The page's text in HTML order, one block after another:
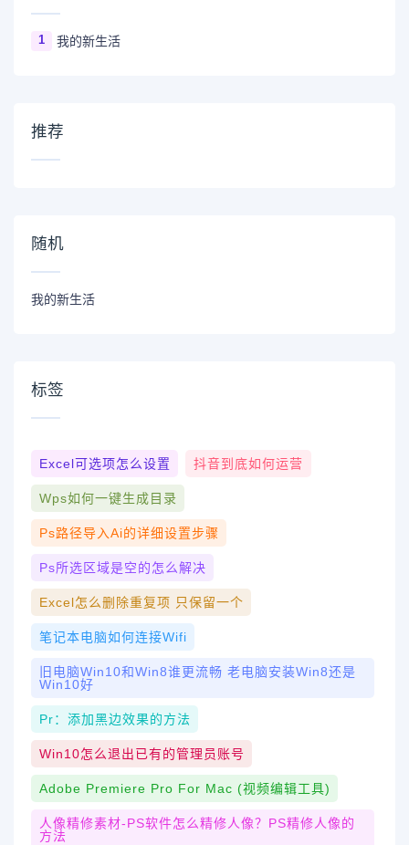
1 我的新生活
推荐
随机
我的新生活
标签
Excel可选项怎么设置 抖音到底如何运营
Wps如何一键生成目录
Ps路径导入ai的详细设置步骤
Ps所选区域是空的怎么解决
Excel怎么删除重复项 只保留一个
笔记本电脑如何连接wifi
旧电脑win10和win8谁更流畅 老电脑安装win8还是
Win10好
Pr：添加黑边效果的方法
Win10怎么退出已有的管理员账号
Adobe Premiere Pro For Mac (视频编辑工具)
人像精修素材-PS软件怎么精修人像？PS精修人像的
方法